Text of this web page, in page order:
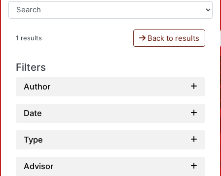
1 results Back to results
Filters
Author
Date
Type
Advisor